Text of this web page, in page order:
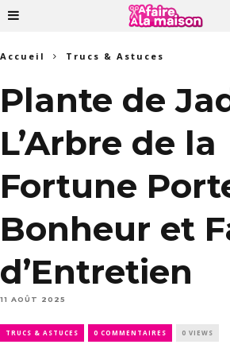
Accueil Trucs & Astuces
Plante de
L’Arbre de la
Fortune
Bonheur et
d’Entretien
11 AOÛT 2025
TRUCS & ASTUCES 0 COMMENTAIRES 0 VIEWS